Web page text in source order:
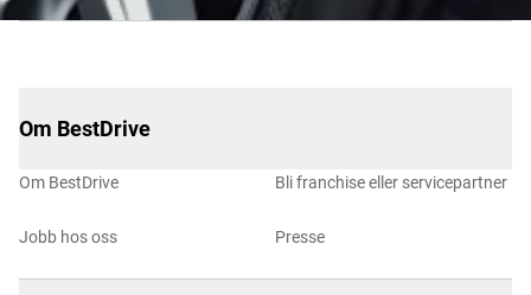
Om BestDrive
Om BestDrive
Jobb hos oss
Bli franchise eller servicepartner
Presse